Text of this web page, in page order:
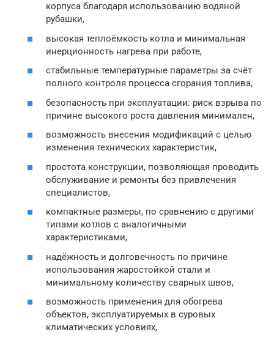
корпуса благодаря использованию водяной
рубашки,
высокая теплоёмкость котла и минимальная
инерционность нагрева при работе,
стабильные температурные параметры за счёт
полного контроля процесса сгорания топлива,
безопасность при эксплуатации: риск взрыва по
причине высокого роста давления минимален,
возможность внесения модификаций с целью
изменения технических характеристик,
простота конструкции, позволяющая проводить
обслуживание и ремонты без привлечения
специалистов,
компактные размеры, по сравнению с другими
типами котлов с аналогичными
характеристиками,
надёжность и долговечность по причине
использования жаростойкой стали и
минимальному количеству сварных швов,
возможность применения для обогрева
объектов, эксплуатируемых в суровых
климатических условиях,